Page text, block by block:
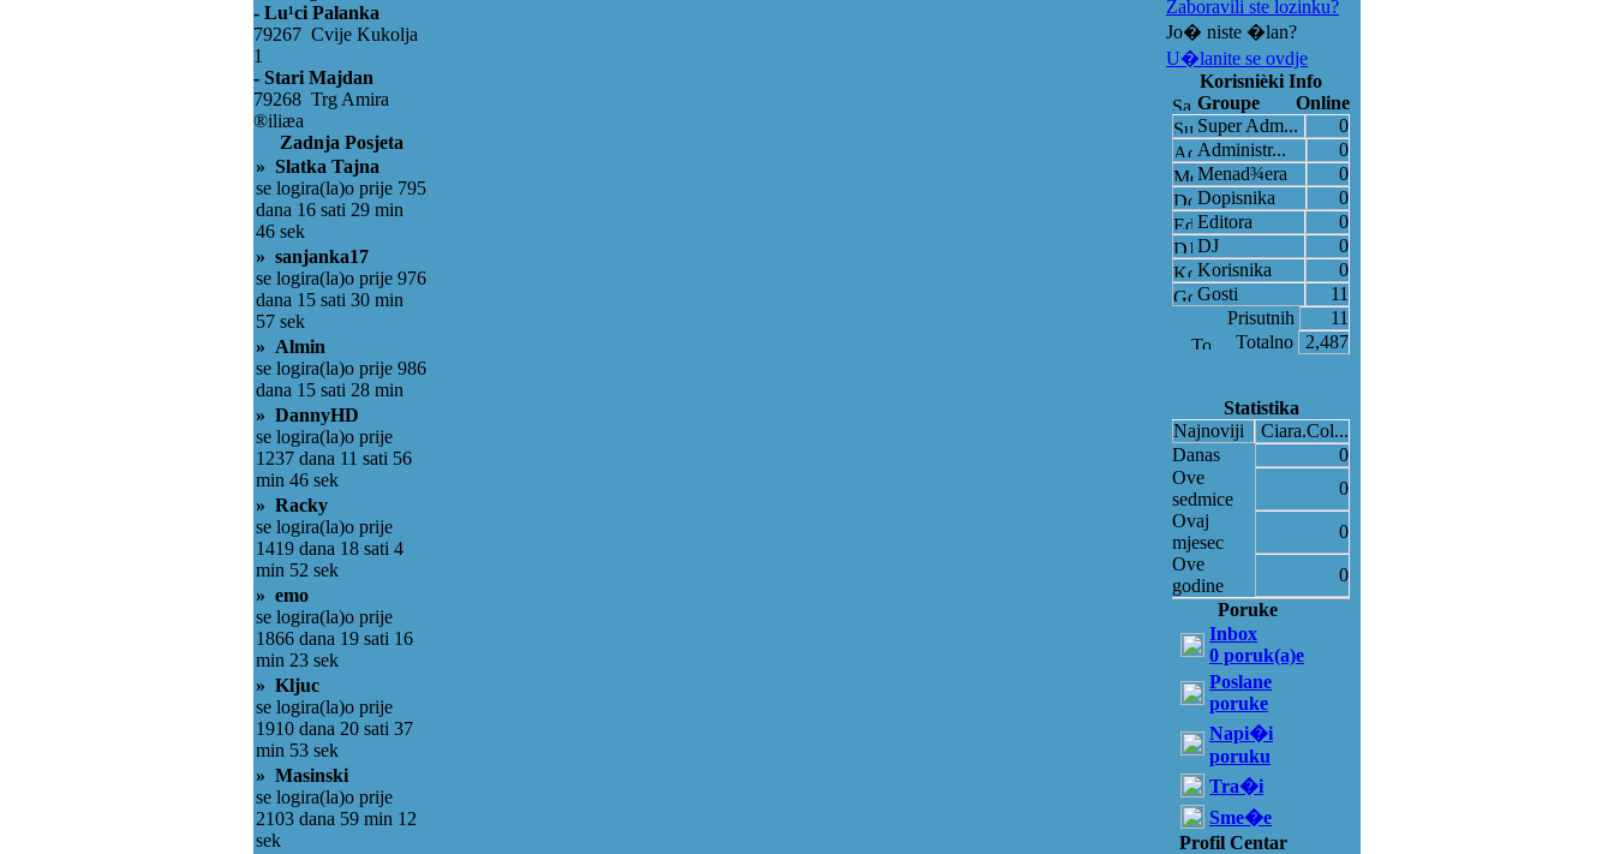
- Lu¹ci Palanka
79267 Cvije Kukolja
1
- Stari Majdan
79268 Trg Amira
®iliæa
Zadnja Posjeta
» Slatka Tajna
se logira(la)o prije 795
dana 16 sati 29 min
46 sek
» sanjanka17
se logira(la)o prije 976
dana 15 sati 30 min
57 sek
» Almin
se logira(la)o prije 986
dana 15 sati 28 min
» DannyHD
se logira(la)o prije
1237 dana 11 sati 56
min 46 sek
» Racky
se logira(la)o prije
1419 dana 18 sati 4
min 52 sek
» emo
se logira(la)o prije
1866 dana 19 sati 16
min 23 sek
» Kljuc
se logira(la)o prije
1910 dana 20 sati 37
min 53 sek
» Masinski
se logira(la)o prije
2103 dana 59 min 12
sek
Zaboravili ste lozinku?
Jo� niste �lan?
U�lanite se ovdje
Korisnièki Info
Groupe
Online
Super Adm...
0
Administr...
0
Menad¾era
0
Dopisnika
0
Editora
0
DJ
0
Korisnika
0
Gosti
11
Prisutnih
11
Totalno
2,487
Statistika
Najnoviji
Ciara.Col...
Danas
0
Ove
sedmice
0
Ovaj
mjesec
0
Ove
godine
0
Poruke
Inbox
0 poruk(a)e
Poslane
poruke
Napi�i
poruku
Tra�i
Sme�e
Profil Centar